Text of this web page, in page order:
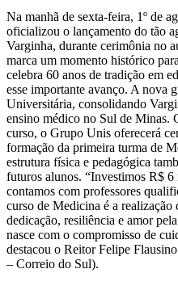
Na manhã de sexta-feira, 1º de
oficializou o lançamento do tão
Varginha, durante cerimônia no
marca um momento histórico
celebra 60 anos de tradição em
esse importante avanço. A nova
Universitária, consolidando
ensino médico no Sul de Minas.
curso, o Grupo Unis oferecerá
formação da primeira turma de
estrutura física e pedagógica
futuros alunos. “Investimos R$
contamos com professores
curso de Medicina é a
dedicação, resiliência e amor
nasce com o compromisso de
destacou o Reitor Felipe
– Correio do Sul).